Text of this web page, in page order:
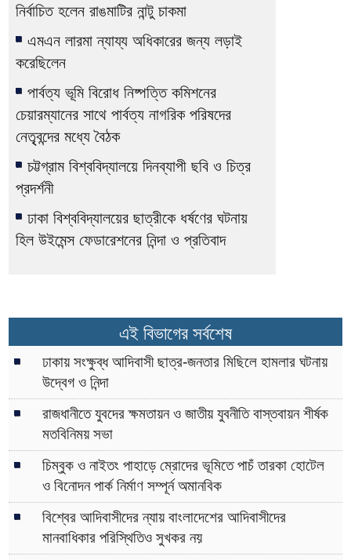
নির্বাচিত হলেন রাঙমাটির নান্টু চাকমা
এমএন লারমা ন্যায্য অধিকারের জন্য লড়াই
করেছিলেন
পার্বত্য ভূমি বিরোধ নিষ্পত্তি কমিশনের
চেয়ারম্যানের সাথে পার্বত্য নাগরিক পরিষদের
নেতৃৃবন্দের মধ্যে বৈঠক
চট্টগ্রাম বিশ্ববিদ্যালয়ে দিনব্যাপী ছবি ও চিত্র
প্রদর্শনী
ঢাকা বিশ্ববিদ্যালয়ের ছাত্রীকে ধর্ষণের ঘটনায়
হিল উইমেন্স ফেডারেশনের নিন্দা ও প্রতিবাদ
এই বিভাগের সর্বশেষ
ঢাকায় সংক্ষুব্ধ আদিবাসী ছাত্র-জনতার মিছিলে হামলার ঘটনায়
উদ্বেগ ও নিন্দা
রাজধানীতে যুবদের ক্ষমতায়ন ও জাতীয় যুবনীতি বাস্তবায়ন শীর্ষক
মতবিনিময় সভা
চিম্বুক ও নাইতং পাহাড়ে ম্রোদের ভূমিতে পাচঁ তারকা হোটেল
ও বিনোদন পার্ক নির্মাণ সম্পূর্ন অমানবিক
বিশ্বের আদিবাসীদের ন্যায় বাংলাদেশের আদিবাসীদের
মানবাধিকার পরিস্থিতিও সুখকর নয়